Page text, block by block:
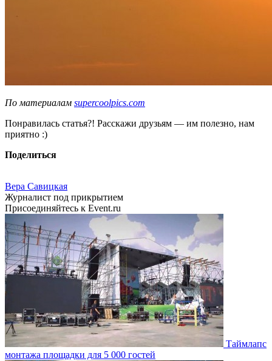
По материалам supercoolpics.com
Понравилась статья?! Расскажи друзьям — им полезно, нам
приятно :)
Поделиться
Вера Савицкая
Журналист под прикрытием
Присоединяйтесь к Event.ru
Таймлапс
монтажа площадки для 5 000 гостей